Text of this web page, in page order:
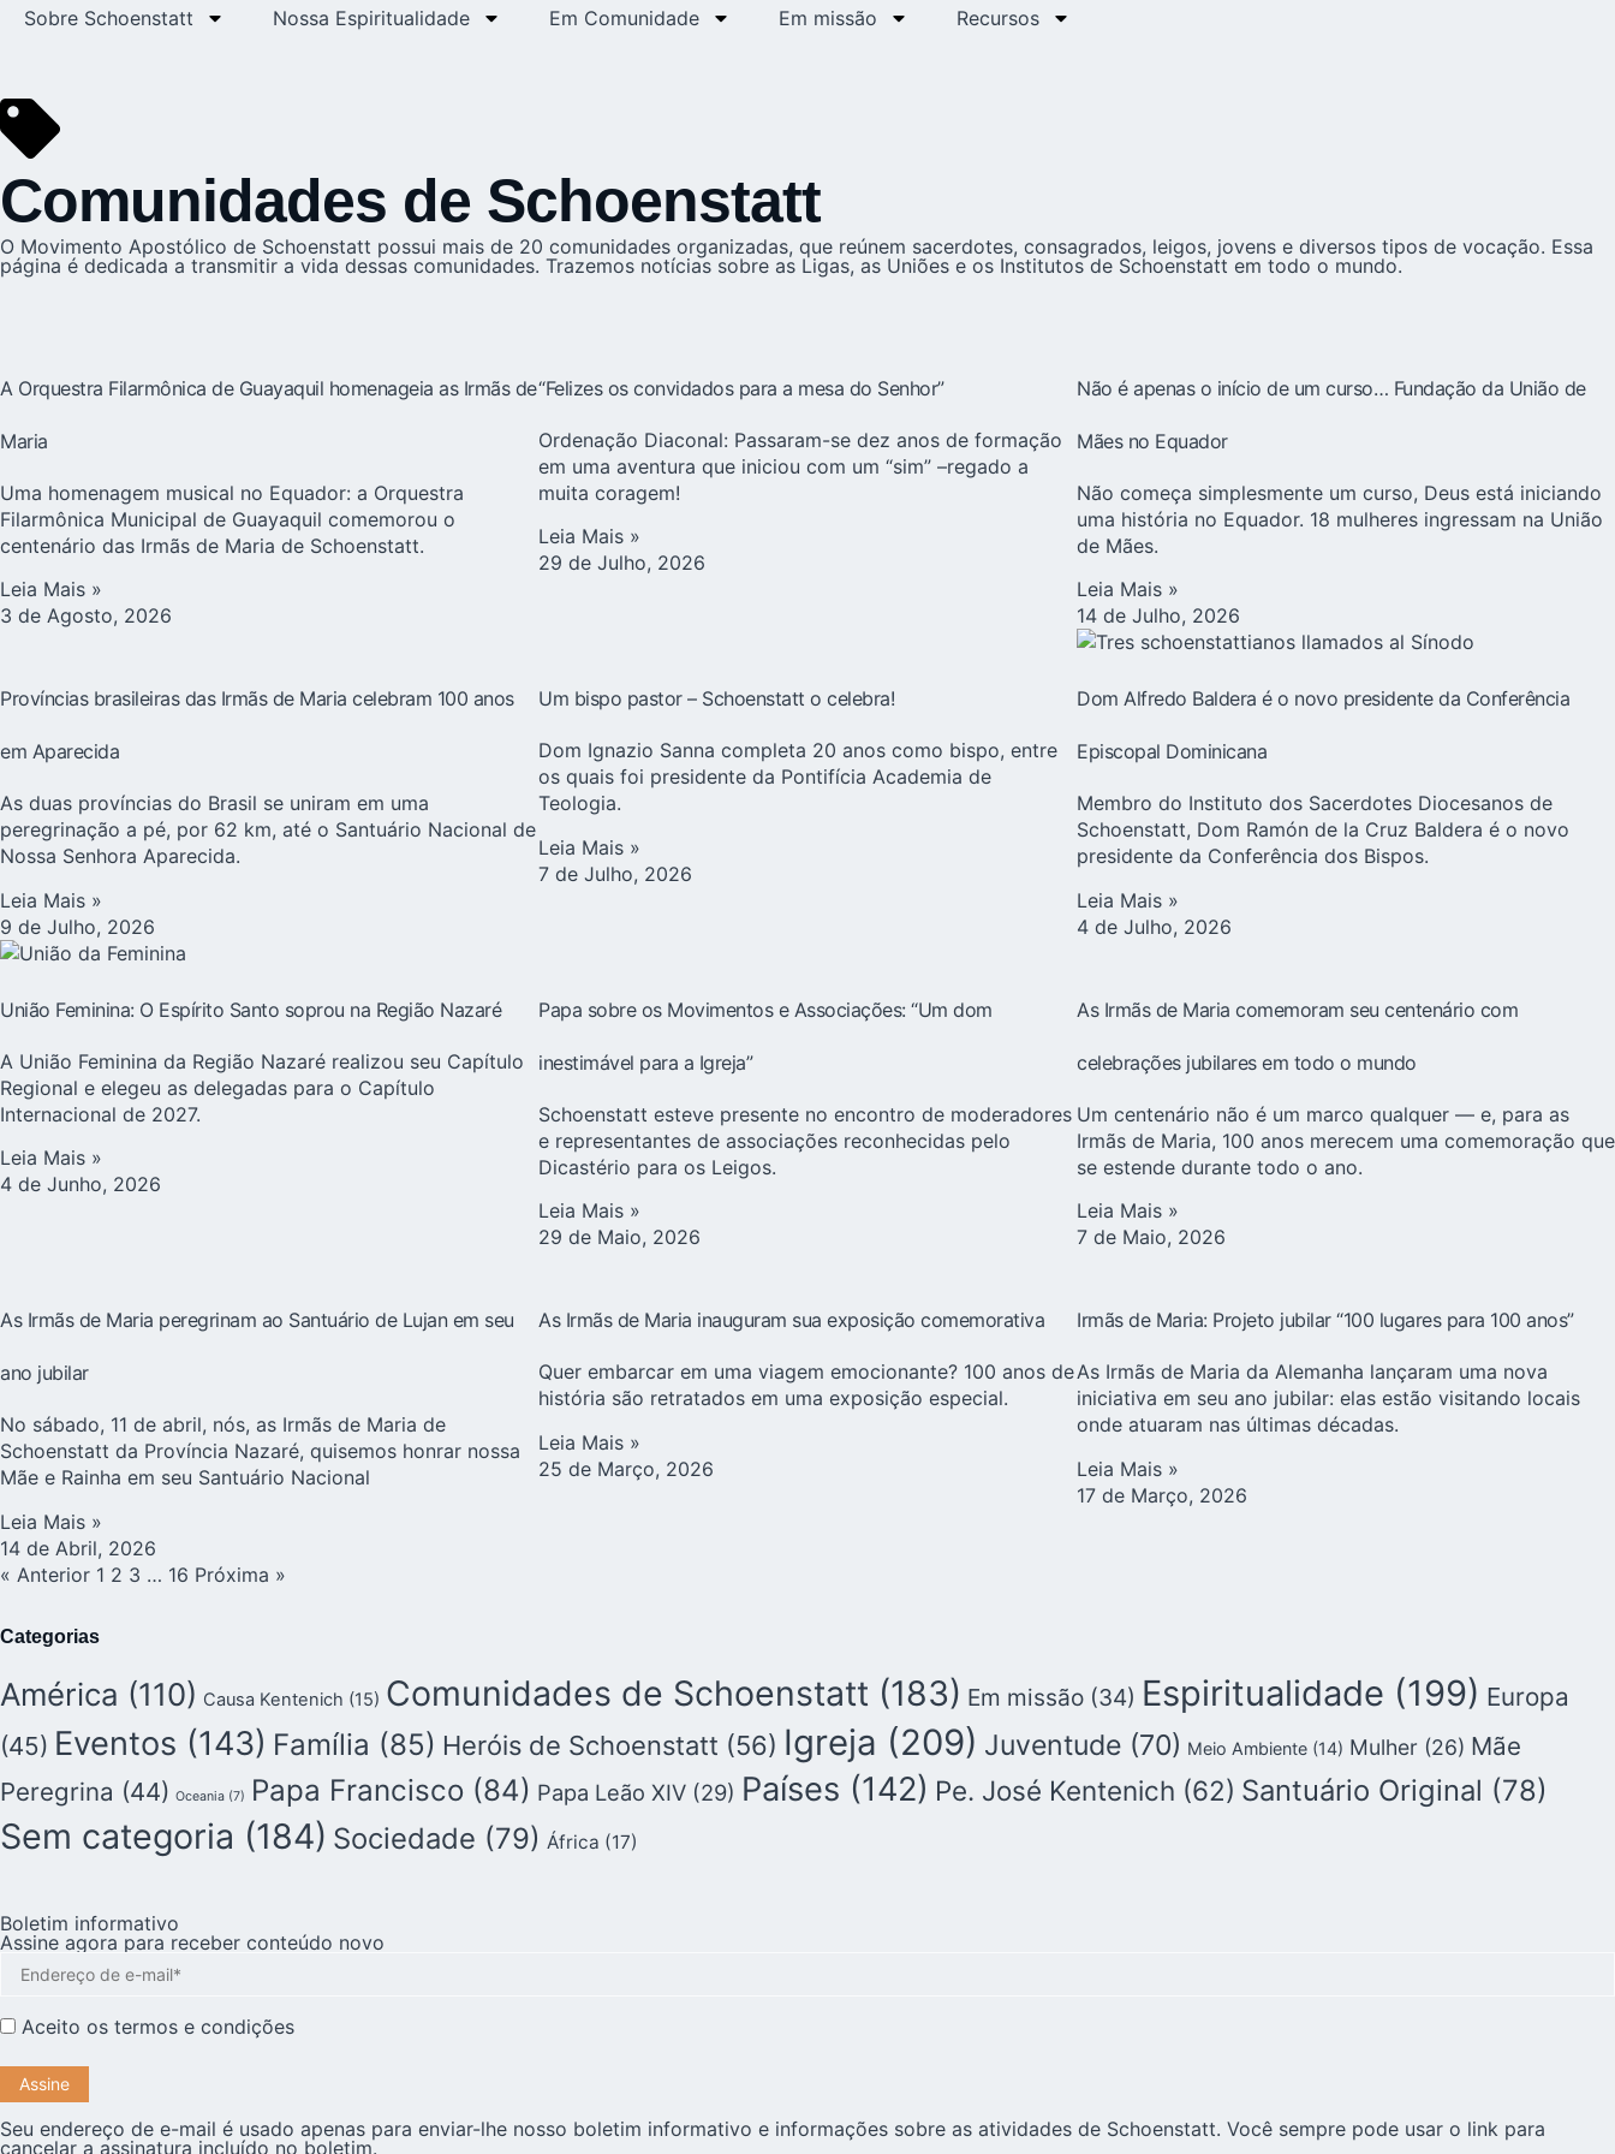
Sobre Schoenstatt Nossa Espiritualidade Em Comunidade Em missão Recursos
Comunidades de Schoenstatt
O Movimento Apostólico de Schoenstatt possui mais de 20 comunidades organizadas, que reúnem sacerdotes, consagrados, leigos, jovens e diversos tipos de vocação. Essa
página é dedicada a transmitir a vida dessas comunidades. Trazemos notícias sobre as Ligas, as Uniões e os Institutos de Schoenstatt em todo o mundo.
A Orquestra Filarmônica de Guayaquil homenageia as Irmãs de
Maria
Uma homenagem musical no Equador: a Orquestra
Filarmônica Municipal de Guayaquil comemorou o
centenário das Irmãs de Maria de Schoenstatt.
Leia Mais »
3 de Agosto, 2026
“Felizes os convidados para a mesa do Senhor”
Ordenação Diaconal: Passaram-se dez anos de formação
em uma aventura que iniciou com um “sim” –regado a
muita coragem!
Leia Mais »
29 de Julho, 2026
Não é apenas o início de um curso… Fundação da União de
Mães no Equador
Não começa simplesmente um curso, Deus está iniciando
uma história no Equador. 18 mulheres ingressam na União
de Mães.
Leia Mais »
14 de Julho, 2026
Províncias brasileiras das Irmãs de Maria celebram 100 anos
em Aparecida
As duas províncias do Brasil se uniram em uma
peregrinação a pé, por 62 km, até o Santuário Nacional de
Nossa Senhora Aparecida.
Leia Mais »
9 de Julho, 2026
Um bispo pastor – Schoenstatt o celebra!
Dom Ignazio Sanna completa 20 anos como bispo, entre
os quais foi presidente da Pontifícia Academia de
Teologia.
Leia Mais »
7 de Julho, 2026
Dom Alfredo Baldera é o novo presidente da Conferência
Episcopal Dominicana
Membro do Instituto dos Sacerdotes Diocesanos de
Schoenstatt, Dom Ramón de la Cruz Baldera é o novo
presidente da Conferência dos Bispos.
Leia Mais »
4 de Julho, 2026
União Feminina: O Espírito Santo soprou na Região Nazaré
A União Feminina da Região Nazaré realizou seu Capítulo
Regional e elegeu as delegadas para o Capítulo
Internacional de 2027.
Leia Mais »
4 de Junho, 2026
Papa sobre os Movimentos e Associações: “Um dom
inestimável para a Igreja”
Schoenstatt esteve presente no encontro de moderadores
e representantes de associações reconhecidas pelo
Dicastério para os Leigos.
Leia Mais »
29 de Maio, 2026
As Irmãs de Maria comemoram seu centenário com
celebrações jubilares em todo o mundo
Um centenário não é um marco qualquer — e, para as
Irmãs de Maria, 100 anos merecem uma comemoração que
se estende durante todo o ano.
Leia Mais »
7 de Maio, 2026
As Irmãs de Maria peregrinam ao Santuário de Lujan em seu
ano jubilar
No sábado, 11 de abril, nós, as Irmãs de Maria de
Schoenstatt da Província Nazaré, quisemos honrar nossa
Mãe e Rainha em seu Santuário Nacional
Leia Mais »
14 de Abril, 2026
As Irmãs de Maria inauguram sua exposição comemorativa
Quer embarcar em uma viagem emocionante? 100 anos de
história são retratados em uma exposição especial.
Leia Mais »
25 de Março, 2026
Irmãs de Maria: Projeto jubilar “100 lugares para 100 anos”
As Irmãs de Maria da Alemanha lançaram uma nova
iniciativa em seu ano jubilar: elas estão visitando locais
onde atuaram nas últimas décadas.
Leia Mais »
17 de Março, 2026
« Anterior 1 2 3 … 16 Próxima »
Categorias
América (110) Causa Kentenich (15) Comunidades de Schoenstatt (183) Em missão (34) Espiritualidade (199) Europa
(45) Eventos (143) Família (85) Heróis de Schoenstatt (56) Igreja (209) Juventude (70) Meio Ambiente (14) Mulher (26) Mãe
Peregrina (44) Oceania (7) Papa Francisco (84) Papa Leão XIV (29) Países (142) Pe. José Kentenich (62) Santuário Original (78)
Sem categoria (184) Sociedade (79) África (17)
Boletim informativo
Assine agora para receber conteúdo novo
Aceito os termos e condições
Seu endereço de e-mail é usado apenas para enviar-lhe nosso boletim informativo e informações sobre as atividades de Schoenstatt. Você sempre pode usar o link para
cancelar a assinatura incluído no boletim.